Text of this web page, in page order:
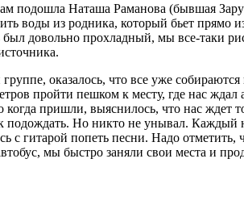
подошла Наташа Раманова (бывшая
воды из родника, который бьет прямо
довольно прохладный, мы все-таки
оказалось, что все уже
пройти пешком к месту, где нас
пришли, выяснилось, что нас ждет
Но никто не унывал. Каждый
с гитарой попеть песни. Надо
мы быстро заняли свои места и